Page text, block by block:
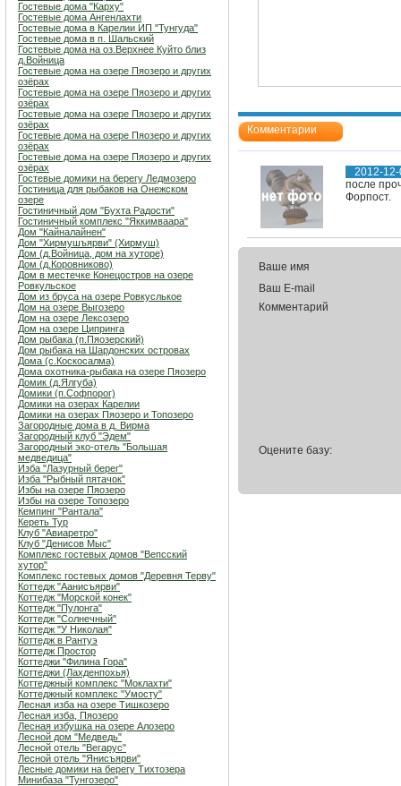
Гостевые дома "Карху"
Гостевые дома Ангенлахти
Гостевые дома в Карелии ИП "Тунгуда"
Гостевые дома в п. Шальский
Гостевые дома на оз.Верхнее Куйто близ
д.Войница
Гостевые дома на озере Пяозеро и других
озёрах
Гостевые дома на озере Пяозеро и других
озёрах
Гостевые дома на озере Пяозеро и других
озёрах
Гостевые дома на озере Пяозеро и других
озёрах
Гостевые дома на озере Пяозеро и других
озёрах
Гостевые домики на берегу Ледмозеро
Гостиница для рыбаков на Онежском
озере
Гостиничный дом "Бухта Радости"
Гостиничный комплекс "Яккимваара"
Дом "Кайналайнен"
Дом "Хирмушъярви" (Хирмуш)
Дом (д.Войница, дом на хуторе)
Дом (д.Коровниково)
Дом в местечке Конецостров на озере
Ровкульское
Дом из бруса на озере Ровкуслькое
Дом на озере Выгозеро
Дом на озере Лексозеро
Дом на озере Ципринга
Дом рыбака (п.Пяозерский)
Дом рыбака на Шардонских островах
Дома (с.Коскосалма)
Дома охотника-рыбака на озере Пяозеро
Домик (д.Ялгуба)
Домики (п.Софпорог)
Домики на озерах Карелии
Домики на озерах Пяозеро и Топозеро
Загородные дома в д. Вирма
Загородный клуб "Эдем"
Загородный эко-отель "Большая
медведица"
Изба "Лазурный берег"
Изба "Рыбный пятачок"
Избы на озере Пяозеро
Избы на озере Топозеро
Кемпинг "Рантала"
Кереть Тур
Клуб "Авиаретро"
Клуб "Денисов Мыс"
Комплекс гостевых домов "Вепсский
хутор"
Комплекс гостевых домов "Деревня Терву"
Коттедж "Аанисъярви"
Коттедж "Морской конек"
Коттедж "Пулонга"
Коттедж "Солнечный"
Коттедж "У Николая"
Коттедж в Рантуэ
Коттедж Простор
Коттеджи "Филина Гора"
Коттеджи (Лахденпохья)
Коттеджный комплекс "Мoклахти"
Коттеджный комплекс "Умосту"
Лесная изба на озере Тишкозеро
Лесная изба, Пяозеро
Лесная избушка на озере Алозеро
Лесной дом "Медведь"
Лесной отель "Вегарус"
Лесной отель "Янисъярви"
Лесные домики на берегу Тихтозера
Минибаза "Тунгозеро"
Комментарии
2012-
после
Форпост.
Ваше имя
Ваш E-mail
Комментарий
Оцените базу: